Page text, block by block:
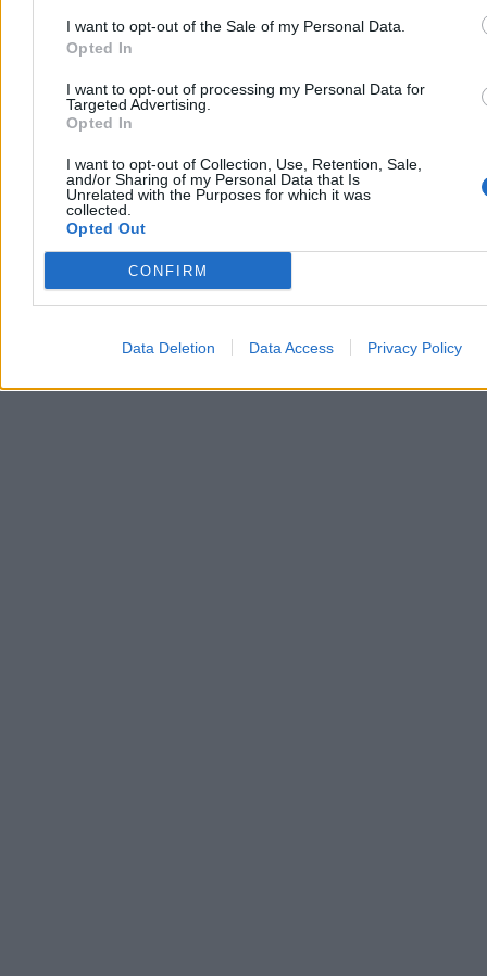
I want to opt-out of the Sale of my Personal Data.
Opted In
I want to opt-out of processing my Personal Data for
Targeted Advertising.
Opted In
I want to opt-out of Collection, Use, Retention, Sale,
and/or Sharing of my Personal Data that Is
Unrelated with the Purposes for which it was
collected.
Opted Out
CONFIRM
Data Deletion Data Access Privacy Policy
regulować apetyt i poziom cukru
Oczyszczanie krwi z mikroplastiku i toksyn. Obiecujące badania
Czy zaleją nas reklamy aptek? Rząd nie miał wyboru
Bakterie w miejskich tężniach. Naukowcy ostrzegają przed
skażeniem
Ujawniamy, jak pracował 28-letni lekarz milioner. Telewizja i
polityka zamiast leczenia